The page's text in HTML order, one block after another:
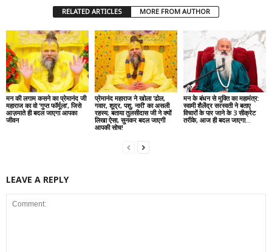
RELATED ARTICLES MORE FROM AUTHOR
मन की लगाम कसने का प्रेमानंद जी
महाराज का वो ‘गुप्त फॉर्मूला’, जिसे
आज़माते ही बदल जाएगा आपका
जीवन
प्रेमानंद महाराज ने खोला ‘ढोल,
गवार, शूद्र, पशु, नारी’ का असली
रहस्य; बताया तुलसीदास जी ने क्यों
लिखा ऐसा, सुनकर बदल जाएगी
आपकी सोच!
मन के बंधन से मुक्ति का महामंत्र:
स्वामी शैलेंद्र सरस्वती ने बताए
विचारों के पार जाने के 3 सीक्रेट
तरीके, आज ही बदल जाएगा...
LEAVE A REPLY